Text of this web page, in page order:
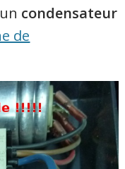
condensateur
de